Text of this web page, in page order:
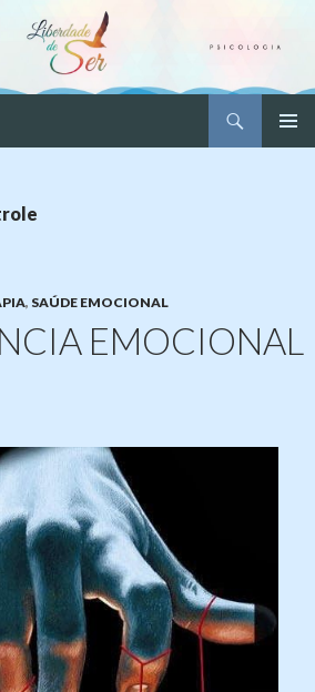
, SAÚDE EMOCIONAL
EMOCIONAL